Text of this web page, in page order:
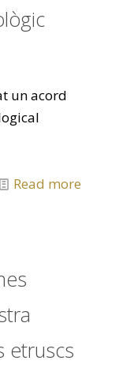
un acord
Read more
etruscs